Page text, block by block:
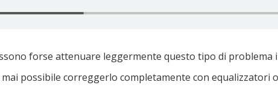
forse attenuare leggermente questo tipo di problema
possibile correggerlo completamente con equalizzatori